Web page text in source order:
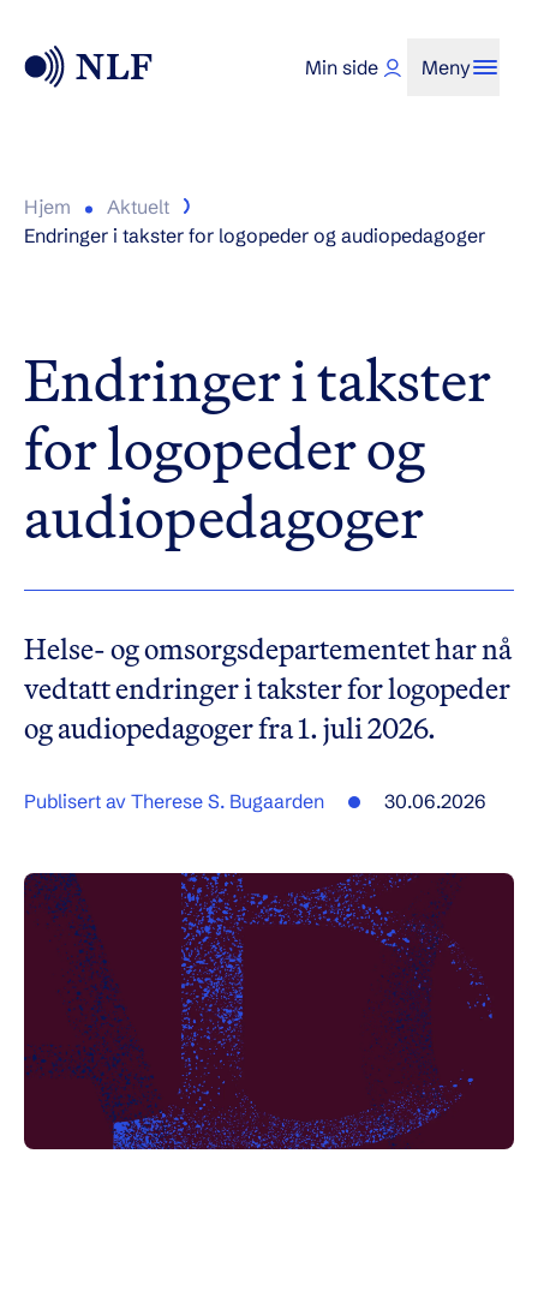
Min side Meny
Hjem
Aktuelt
Endringer i takster for logopeder og audiopedagoger
Endringer i takster
for logopeder og
audiopedagoger
Helse- og omsorgsdepartementet har nå
vedtatt endringer i takster for logopeder
og audiopedagoger fra 1. juli 2026.
Publisert av Therese S. Bugaarden 30.06.2026